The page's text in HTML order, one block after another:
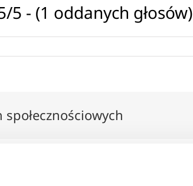
5 - (1 oddanych głosów)